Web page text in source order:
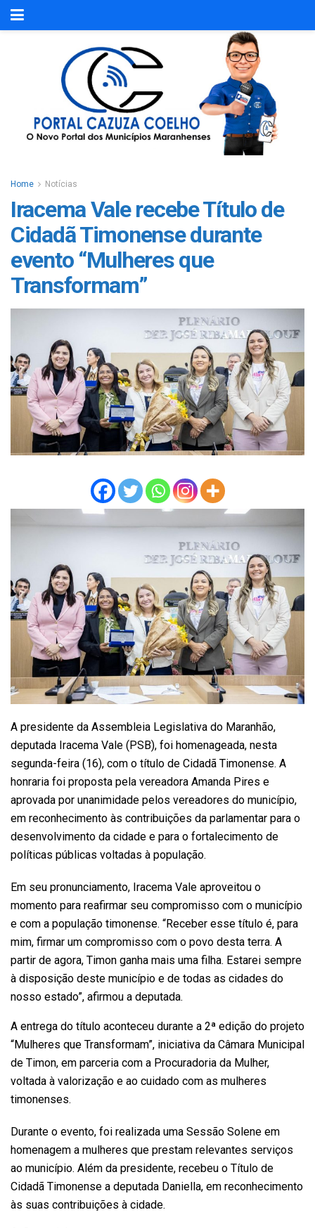
Home Notícias
Iracema Vale recebe Título de
Cidadã Timonense durante
evento “Mulheres que
Transformam”
A presidente da Assembleia Legislativa do Maranhão,
deputada Iracema Vale (PSB), foi homenageada, nesta
segunda-feira (16), com o título de Cidadã Timonense. A
honraria foi proposta pela vereadora Amanda Pires e
aprovada por unanimidade pelos vereadores do município,
em reconhecimento às contribuições da parlamentar para o
desenvolvimento da cidade e para o fortalecimento de
políticas públicas voltadas à população.
Em seu pronunciamento, Iracema Vale aproveitou o
momento para reafirmar seu compromisso com o município
e com a população timonense. “Receber esse título é, para
mim, firmar um compromisso com o povo desta terra. A
partir de agora, Timon ganha mais uma filha. Estarei sempre
à disposição deste município e de todas as cidades do
nosso estado”, afirmou a deputada.
A entrega do título aconteceu durante a 2ª edição do projeto
“Mulheres que Transformam”, iniciativa da Câmara Municipal
de Timon, em parceria com a Procuradoria da Mulher,
voltada à valorização e ao cuidado com as mulheres
timonenses.
Durante o evento, foi realizada uma Sessão Solene em
homenagem a mulheres que prestam relevantes serviços
ao município. Além da presidente, recebeu o Título de
Cidadã Timonense a deputada Daniella, em reconhecimento
às suas contribuições à cidade.